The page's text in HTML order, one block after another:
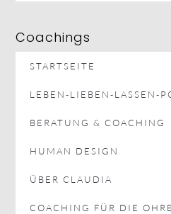
Coachings
STARTSEITE
LEBEN-LIEBEN-LASSEN-
BERATUNG & COACHING
HUMAN DESIGN
ÜBER CLAUDIA
COACHING FÜR DIE